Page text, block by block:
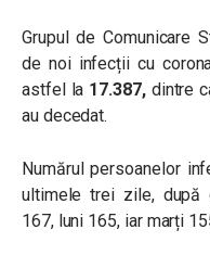
Grupul de Comunicare
de noi infecții cu
astfel la 17.387,dintre
au decedat.
Numărul persoanelor
ultimele trei zile, după
167, luni 165, iar marți